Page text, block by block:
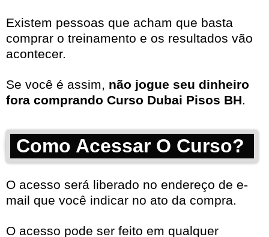
Existem pessoas que acham que basta
comprar o treinamento e os resultados vão
acontecer.
Se você é assim, não jogue seu dinheiro
fora comprando Curso Dubai Pisos BH.
Como Acessar O Curso?
O acesso será liberado no endereço de e-
mail que você indicar no ato da compra.
O acesso pode ser feito em qualquer